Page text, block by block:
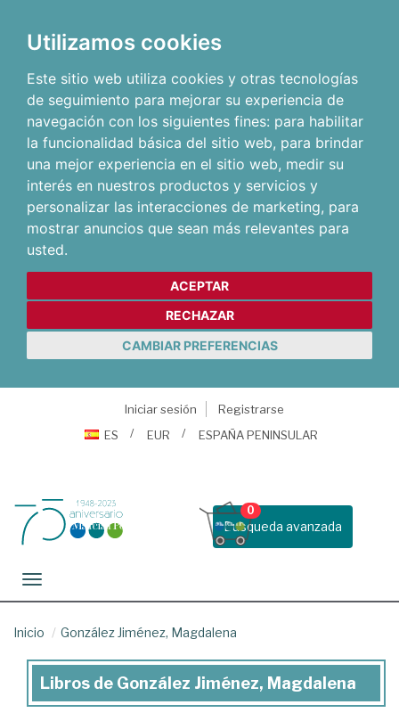
Utilizamos cookies
Este sitio web utiliza cookies y otras tecnologías
de seguimiento para mejorar su experiencia de
navegación con los siguientes fines: para habilitar
la funcionalidad básica del sitio web, para brindar
una mejor experiencia en el sitio web, medir su
interés en nuestros productos y servicios y
personalizar las interacciones de marketing, para
mostrar anuncios que sean más relevantes para
usted.
ACEPTAR
RECHAZAR
CAMBIAR PREFERENCIAS
Iniciar sesión
Registrarse
ES
EUR ESPAÑA PENINSULAR
Busqueda avanzada
0
Toggle navigation
Inicio González Jiménez, Magdalena
Libros
Libros de González Jiménez, Magdalena